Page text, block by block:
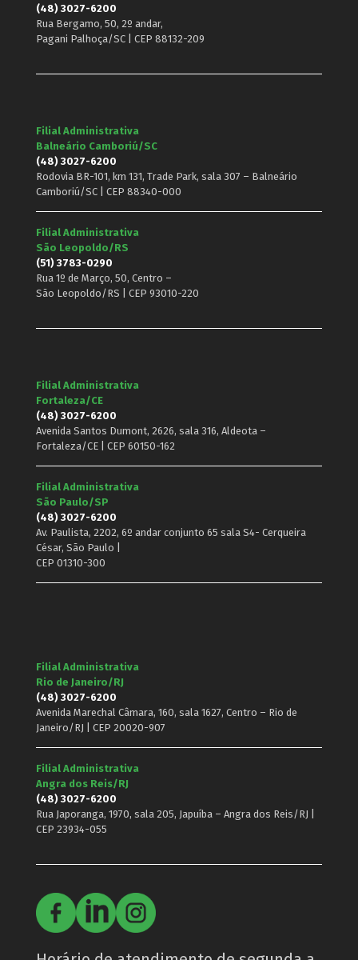
(48) 3027-6200
Rua Bergamo, 50, 2º andar,
Pagani Palhoça/SC | CEP 88132-209
Filial Administrativa
Balneário Camboriú/SC
(48) 3027-6200
Rodovia BR-101, km 131, Trade Park, sala 307 – Balneário
Camboriú/SC | CEP 88340-000
Filial Administrativa
São Leopoldo/RS
(51) 3783-0290
Rua 1º de Março, 50, Centro –
São Leopoldo/RS | CEP 93010-220
Filial Administrativa
Fortaleza/CE
(48) 3027-6200
Avenida Santos Dumont, 2626, sala 316, Aldeota –
Fortaleza/CE | CEP 60150-162
Filial Administrativa
São Paulo/SP
(48) 3027-6200
Av. Paulista, 2202, 6º andar conjunto 65 sala S4- Cerqueira
César, São Paulo |
CEP 01310-300
Filial Administrativa
Rio de Janeiro/RJ
(48) 3027-6200
Avenida Marechal Câmara, 160, sala 1627, Centro – Rio de
Janeiro/RJ | CEP 20020-907
Filial Administrativa
Angra dos Reis/RJ
(48) 3027-6200
Rua Japoranga, 1970, sala 205, Japuíba – Angra dos Reis/RJ |
CEP 23934-055